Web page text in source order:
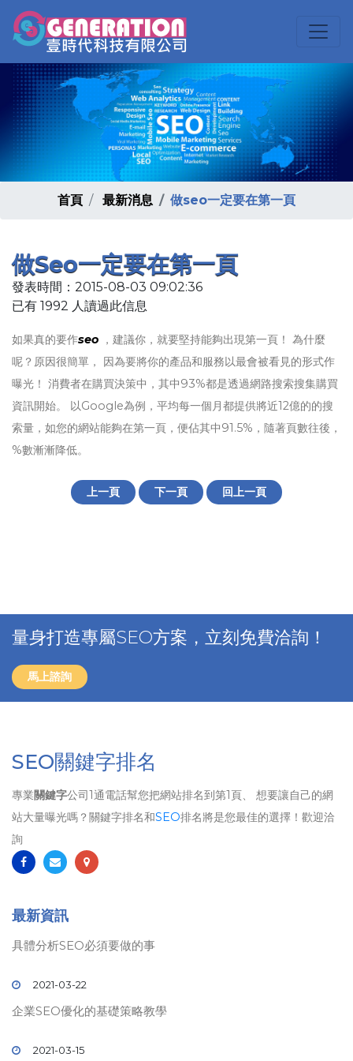
首頁 最新消息 做seo一定要在第一頁
做seo一定要在第一頁
發表時間：2015-08-03 09:02:36
已有 1992 人讀過此信息
如果真的要作seo ，建議你，就要堅持能夠出現第一頁！ 為什麼
呢？原因很簡單， 因為要將你的產品和服務以最會被看見的形式作
曝光！ 消費者在購買決策中，其中93%都是透過網路搜索搜集購買
資訊開始。 以Google為例，平均每一個月都提供將近12億的的搜
索量，如您的網站能夠在第一頁，便佔其中91.5%，隨著頁數往後，
%數漸漸降低。
上一頁 下一頁 回上一頁
量身打造專屬SEO方案，立刻免費洽詢！
馬上諮詢
SEO關鍵字排名
專業關鍵字公司1通電話幫您把網站排名到第1頁、 想要讓自己的網
站大量曝光嗎？關鍵字排名和SEO排名將是您最佳的選擇！歡迎洽
詢
最新資訊
具體分析SEO必須要做的事
2021-03-22
企業SEO優化的基礎策略教學
2021-03-15